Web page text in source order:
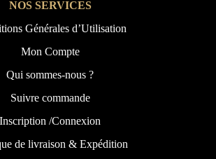
NOS SERVICES
Générales d’Utilisation
Mon Compte
Qui sommes-nous ?
Suivre commande
Inscription /Connexion
de livraison & Expédition